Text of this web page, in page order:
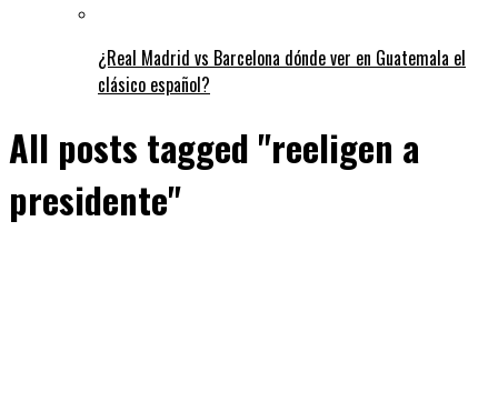
¿Real Madrid vs Barcelona dónde ver en Guatemala el
clásico español?
All posts tagged "reeligen a
presidente"